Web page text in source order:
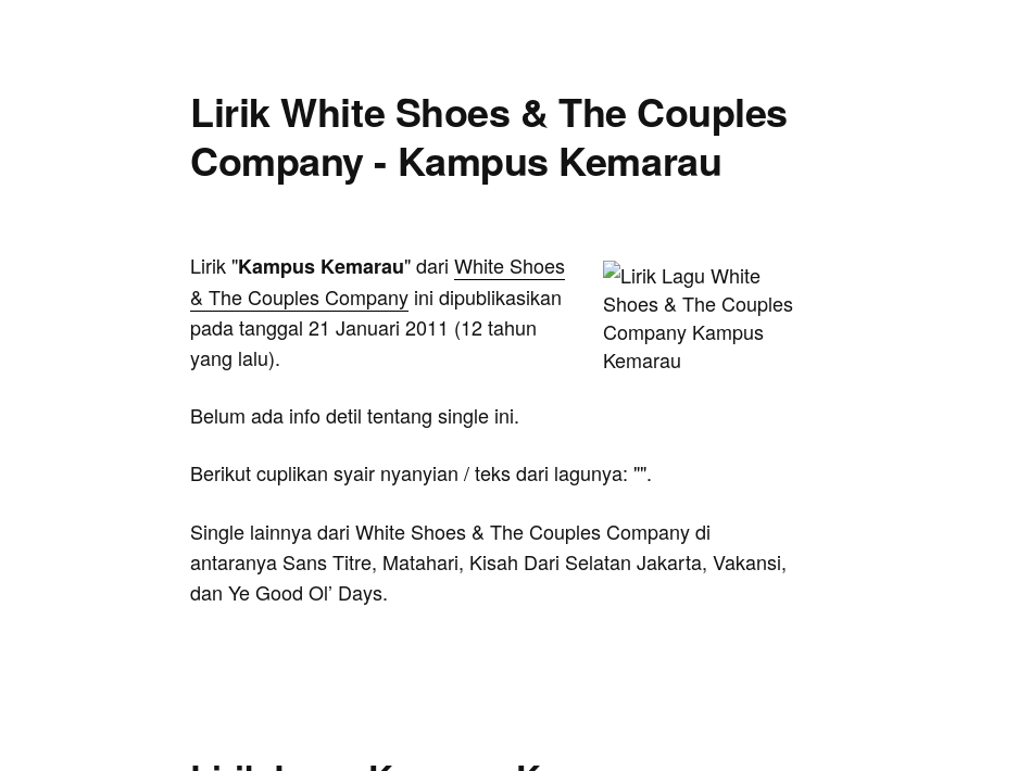
Lirik White Shoes & The Couples
Company - Kampus Kemarau
Lirik "Kampus Kemarau" dari White Shoes
& The Couples Company ini dipublikasikan
pada tanggal 21 Januari 2011 (12 tahun
yang lalu).
Belum ada info detil tentang single ini.
Berikut cuplikan syair nyanyian / teks dari lagunya: "".
Single lainnya dari White Shoes & The Couples Company di
antaranya Sans Titre, Matahari, Kisah Dari Selatan Jakarta, Vakansi,
dan Ye Good Ol’ Days.